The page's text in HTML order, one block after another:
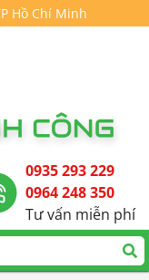
Hồ Chí Minh
0935 293 229
0964 248 350
Tư vấn miễn phí